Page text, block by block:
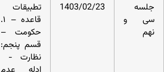
جلسه
سی و
نهم
1403/02/23
تطبیقات
قاعده – ۱.
حکومت –
قسم پنجم:
نظارت -